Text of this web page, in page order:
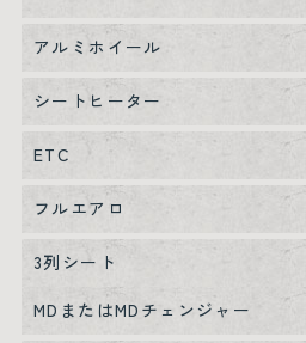
アルミホイール
シートヒーター
ETC
フルエアロ
3列シート
MDまたはMDチェンジャー